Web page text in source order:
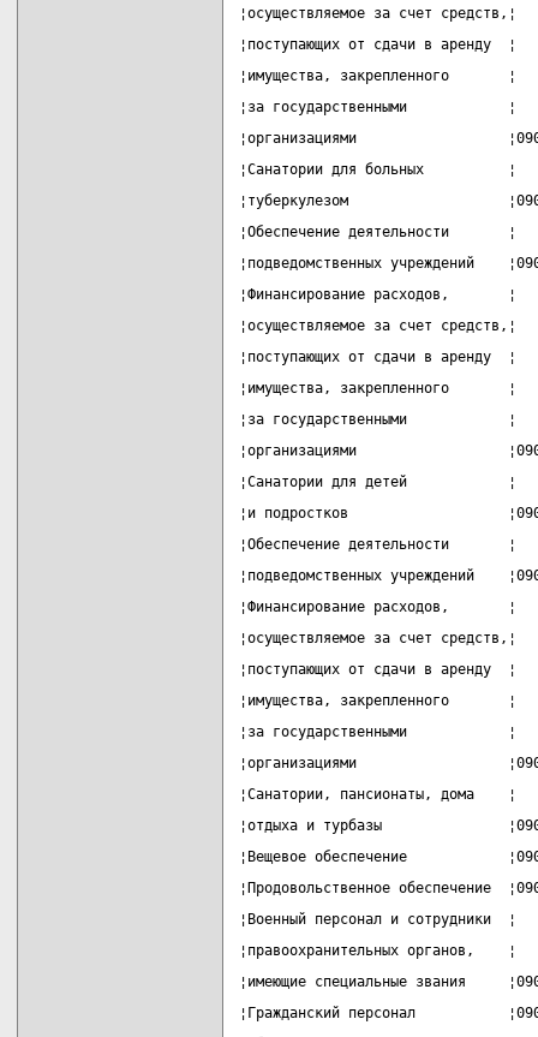
¦осуществляемое за счет
¦поступающих от сдачи в
¦имущества, закрепленного
¦за государственными
¦организациями
¦Санатории для больных
¦туберкулезом
¦Обеспечение деятельности
¦подведомственных учреждений
¦Финансирование расходов,
¦осуществляемое за счет
¦поступающих от сдачи в
¦имущества, закрепленного
¦за государственными
¦организациями
¦Санатории для детей
¦и подростков
¦Обеспечение деятельности
¦подведомственных учреждений
¦Финансирование расходов,
¦осуществляемое за счет
¦поступающих от сдачи в
¦имущества, закрепленного
¦за государственными
¦организациями
¦Санатории, пансионаты,
¦отдыха и турбазы
¦Вещевое обеспечение
¦Продовольственное обеспечение
¦Военный персонал и
¦правоохранительных
¦имеющие специальные звания
¦Гражданский персонал